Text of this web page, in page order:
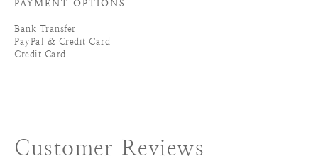
PAYMENT OPTIONS
Bank Transfer
PayPal & Credit Card
Credit Card
Customer Reviews